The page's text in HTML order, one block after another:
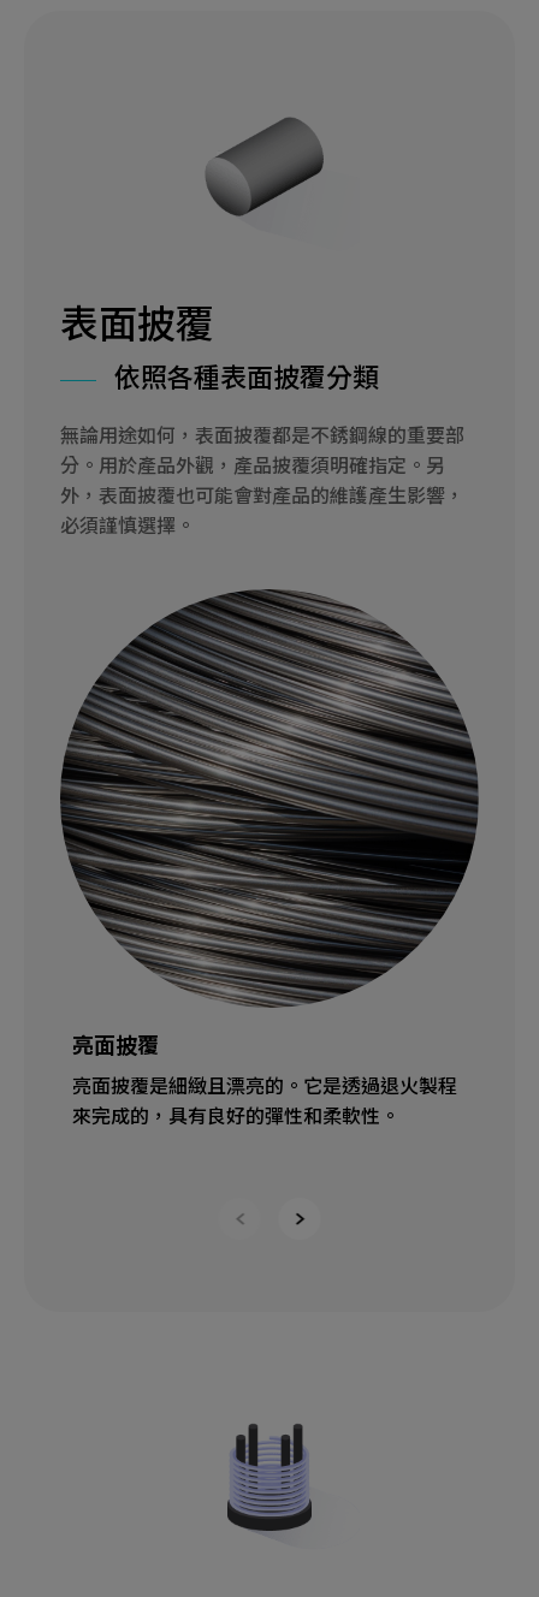
表面披覆
依照各種表面披覆分類
無論用途如何，表面披覆都是不銹鋼線的重要部
分。用於產品外觀，產品披覆須明確指定。另
外，表面披覆也可能會對產品的維護產生影響，
必須謹慎選擇。
亮面披覆
亮面披覆是細緻且漂亮的。它是透過退火製程
來完成的，具有良好的彈性和柔軟性。